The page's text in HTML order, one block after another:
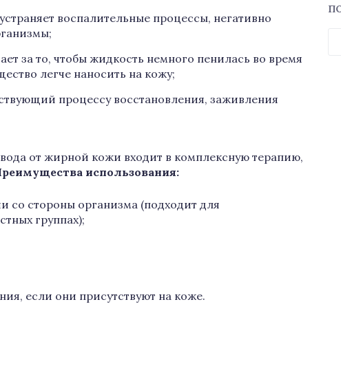
воспалительные процессы, негативно
за то, чтобы жидкость немного пенилась во время
легче наносить на кожу;
процессу восстановления, заживления
от жирной кожи входит в комплексную терапию,
использования:
со стороны организма (подходит для
группах);
если они присутствуют на коже.